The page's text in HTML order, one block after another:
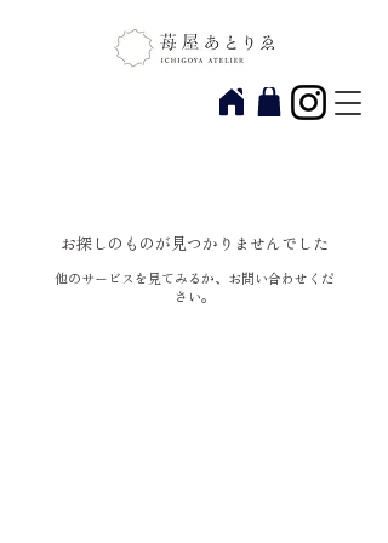
お探しのものが見つかりませんでした
他のサービスを見てみるか、お問い合わせくだ
さい。